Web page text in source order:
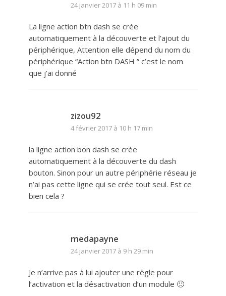
24 janvier 2017 à 11 h 09 min
La ligne action btn dash se crée
automatiquement à la découverte et l’ajout du
périphérique, Attention elle dépend du nom du
périphérique “Action btn DASH ” c’est le nom
que j’ai donné
zizou92
4 février 2017 à 10 h 17 min
la ligne action bon dash se crée
automatiquement à la découverte du dash
bouton. Sinon pour un autre périphérie réseau je
n’ai pas cette ligne qui se crée tout seul. Est ce
bien cela ?
medapayne
24 janvier 2017 à 9 h 29 min
Je n’arrive pas à lui ajouter une règle pour
l’activation et la désactivation d’un module 🙁